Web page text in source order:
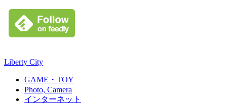
Liberty City
GAME・TOY
Photo, Camera
インターネット